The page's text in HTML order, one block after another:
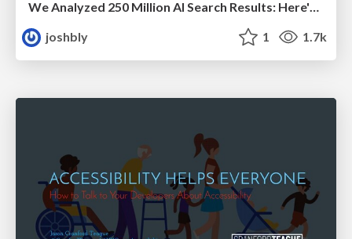
We Analyzed 250 Million AI Search Results: Here's What I Found
joshbly
1 1.7k